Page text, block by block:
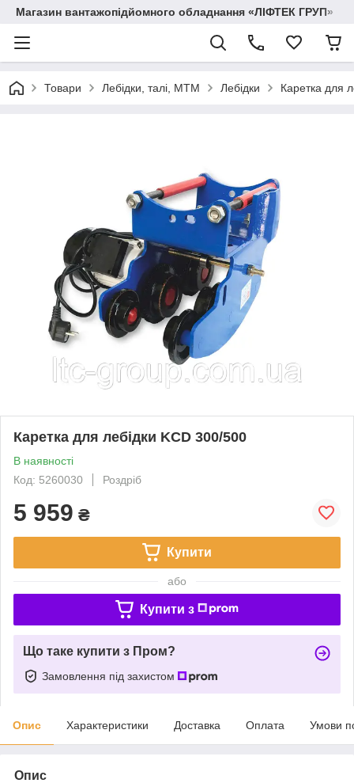
Магазин вантажопідйомного обладнання «ЛІФТЕК ГРУП»
Товари Лебідки, талі, МТМ Лебідки Каретка для
Каретка для лебідки KCD 300/500
В наявності
Код: 5260030
Роздріб
5 959 ₴
Купити
або
Купити з
Що таке купити з Пром?
Замовлення під захистом
Опис Характеристики Доставка Оплата Умови
Опис